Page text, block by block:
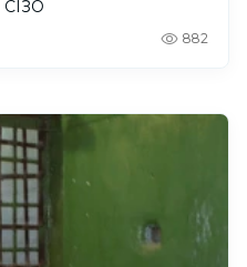
882